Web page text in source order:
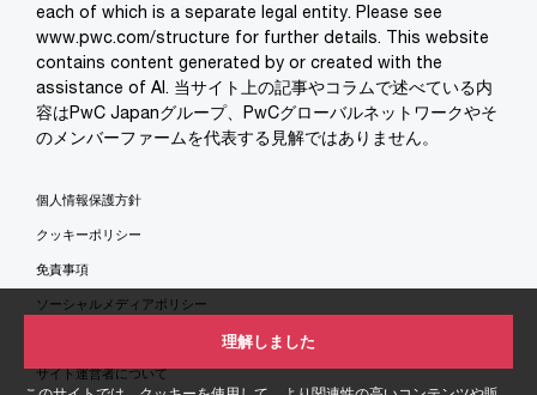
理解しました
each of which is a separate legal entity. Please see
www.pwc.com/structure for further details. This website
contains content generated by or created with the
assistance of AI. 当サイト上の記事やコラムで述べている内
容はPwC Japanグループ、PwCグローバルネットワークやそ
のメンバーファームを代表する見解ではありません。
個人情報保護方針
クッキーポリシー
免責事項
ソーシャルメディアポリシー
サイト運営者について